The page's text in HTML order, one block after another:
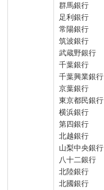
群馬銀行
足利銀行
常陽銀行
筑波銀行
武蔵野銀行
千葉銀行
千葉興業銀行
京葉銀行
東京都民銀行
横浜銀行
第四銀行
北越銀行
山梨中央銀行
八十二銀行
北陸銀行
北國銀行